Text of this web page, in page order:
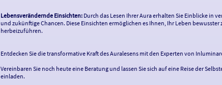
Lebensverändernde Einsichten: Durch das Lesen Ihrer Aura erhalten Sie Einblicke in
und zukünftige Chancen. Diese Einsichten ermöglichen es Ihnen, Ihr Leben
herbeizuführen.
Entdecken Sie die transformative Kraft des Auralesens mit den Experten von
Vereinbaren Sie noch heute eine Beratung und lassen Sie sich auf eine Reise der
einladen.